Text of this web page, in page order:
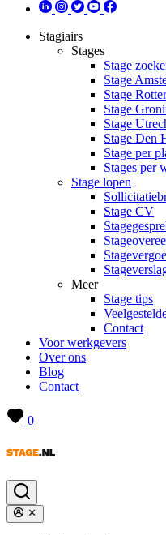
Stagiairs
Stages
Stage
Stage
Stage
Stage
Stage
Stage Den
Stage per
Stages per
Stage lopen
Stage CV
Meer
Stage tips
Contact
Voor werkgevers
Over ons
Blog
Contact
0